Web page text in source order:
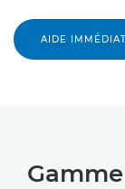
AIDE